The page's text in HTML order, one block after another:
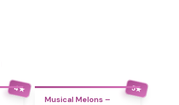
4★ 5★
Musical Melons –